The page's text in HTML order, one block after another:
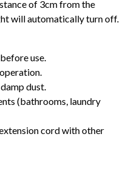
of 3cm from the
will automatically turn off.
use.
dust.
(bathrooms, laundry
cord with other